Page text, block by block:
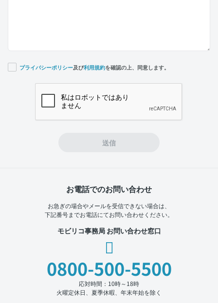
プライバシーポリシー及び利用規約を確認の上、同意します。
送信
お電話でのお問い合わせ
お急ぎの場合やメールを受信できない場合は、
下記番号までお電話にてお問い合わせください。
モビリコ事務局 お問い合わせ窓口
0800-500-5500
応対時間：10時～18時
火曜定休日、夏季休暇、年末年始を除く